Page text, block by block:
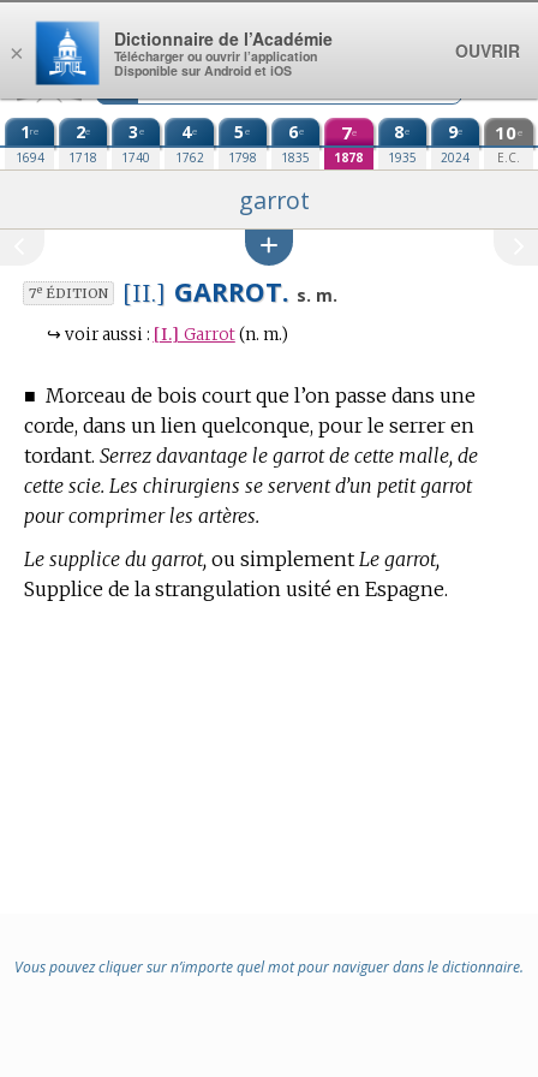
Aller au contenu
1re
1694
2e
1718
3e
1740
4e
1762
5e
1798
6e
1835
7e
1878
8e
1935
9e
2024
10e
E.C.
garrot
7eÉDITION [II.] GARROT. s. m.
↪ voir aussi : [I.] Garrot (n. m.)
■ Morceau de bois court que l’on passe dans une
corde, dans un lien quelconque, pour le serrer en
tordant. Serrez davantage le garrot de cette malle, de
cette scie. Les chirurgiens se servent d’un petit garrot
pour comprimer les artères.
Le supplice du garrot, ou simplement Le garrot,
Supplice de la strangulation usité en Espagne.
Vous pouvez cliquer sur n’importe quel mot pour naviguer dans le dictionnaire.
×
Dictionnaire de l’Académie
Télécharger ou ouvrir l’application
Disponible sur Android et iOS
OUVRIR